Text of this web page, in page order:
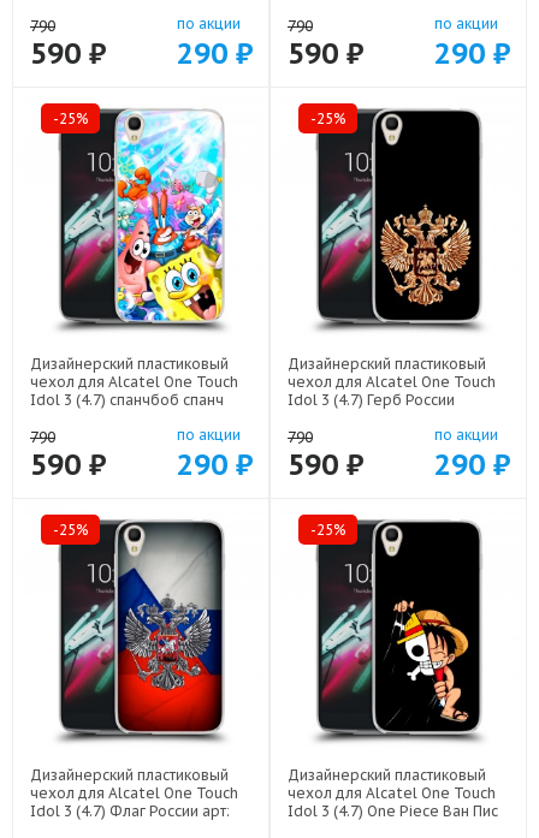
790
590 ₽
по акции
290 ₽
790
590 ₽
по акции
290 ₽
-25%
Дизайнерский пластиковый
чехол для Alcatel One Touch
Idol 3 (4.7) спанчбоб спанч
790
590 ₽
по акции
290 ₽
-25%
Дизайнерский пластиковый
чехол для Alcatel One Touch
Idol 3 (4.7) Герб России
790
590 ₽
по акции
290 ₽
-25%
Дизайнерский пластиковый
чехол для Alcatel One Touch
Idol 3 (4.7) Флаг России арт:
-25%
Дизайнерский пластиковый
чехол для Alcatel One Touch
Idol 3 (4.7) One Piece Ван Пис